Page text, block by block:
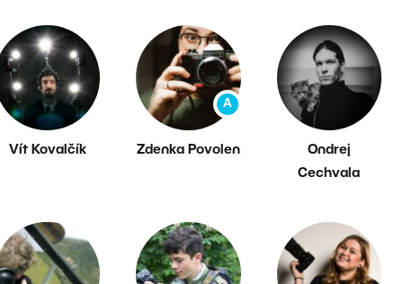
Vít Kovalčík
A
Zdenka Povolen
Ondrej
Cechvala